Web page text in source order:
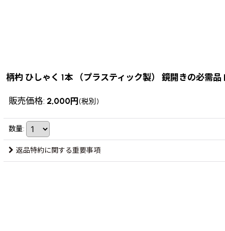
柄杓 ひしゃく 1本 （プラスティック製） 鏡開きの必需品
販売価格: 2,000 円 (税別)
数量:
返品特約に関する重要事項